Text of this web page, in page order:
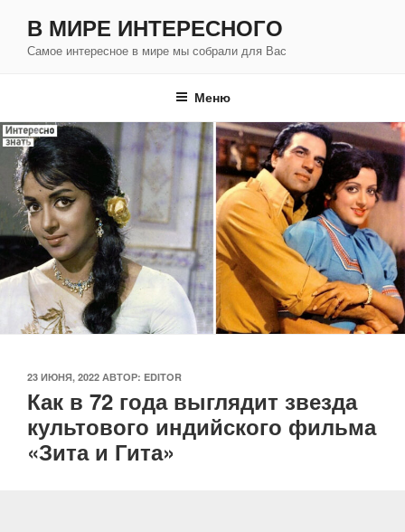
содержимому
В МИРЕ ИНТЕРЕСНОГО
Самое интересное в мире мы собрали для Вас
Меню
ОПУБЛИКОВАНО
23 ИЮНЯ, 2022 АВТОР: EDITOR
Как в 72 года выглядит звезда
культового индийского фильма
«Зита и Гита»